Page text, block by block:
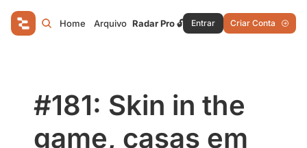
Home Arquivo Radar Pro 🔓 Entrar Criar Conta
#181: Skin in the
game, casas em